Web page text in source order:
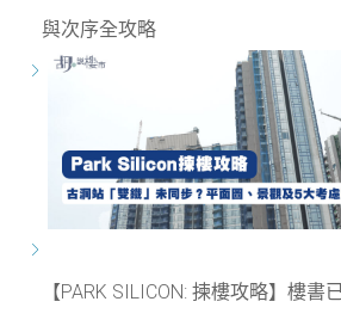
與次序全攻略
【PARK SILICON: 揀樓攻略】樓書